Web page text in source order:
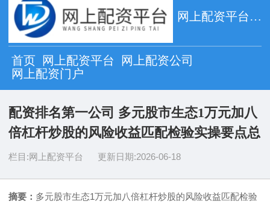
网上配资平台_网上配资公司_网上配资门户
首页 网上配资平台
网上配资公司
网上配资门户
配资排名第一公司 多元股市生态1万元加八
倍杠杆炒股的风险收益匹配检验实操要点总
栏目:网上配资平台 更新日期:2026-06-18
摘要： 多元股市生态1万元加八倍杠杆炒股的风险收益匹配检验